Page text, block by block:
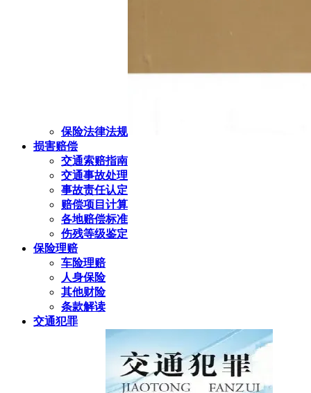
保险法律法规
损害赔偿
交通索赔指南
交通事故处理
事故责任认定
赔偿项目计算
各地赔偿标准
伤残等级鉴定
保险理赔
车险理赔
人身保险
其他财险
条款解读
交通犯罪